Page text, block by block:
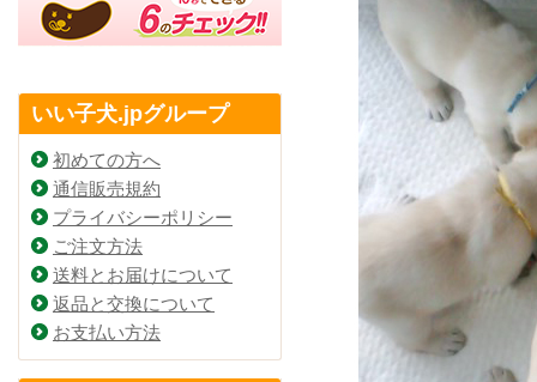
いい子犬.jpグループ
初めての方へ
通信販売規約
プライバシーポリシー
ご注文方法
送料とお届けについて
返品と交換について
お支払い方法